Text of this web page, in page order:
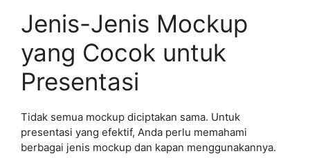
Jenis-Jenis Mockup
yang Cocok untuk
Presentasi
Tidak semua mockup diciptakan sama. Untuk
presentasi yang efektif, Anda perlu memahami
berbagai jenis mockup dan kapan menggunakannya.